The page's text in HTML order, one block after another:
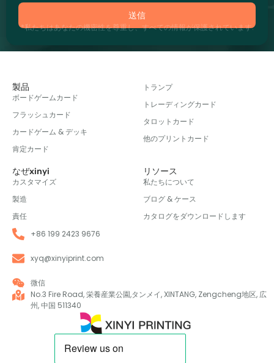
送信
*私たちはあなたの機密性を尊重し、すべての情報が保護されています.
製品
ボードゲームカード
フラッシュカード
カードゲーム & デッキ
肯定カード
トランプ
トレーディングカード
タロットカード
他のプリントカード
なぜxinyi
カスタマイズ
製造
責任
リソース
私たちについて
ブログ & ケース
カタログをダウンロードします
+86 199 2423 9676
xyq@xinyiprint.com
微信
No.3 Fire Road, 栄養産業公園,タンメイ, XINTANG, Zengcheng地区, 広
州, 中国 511340